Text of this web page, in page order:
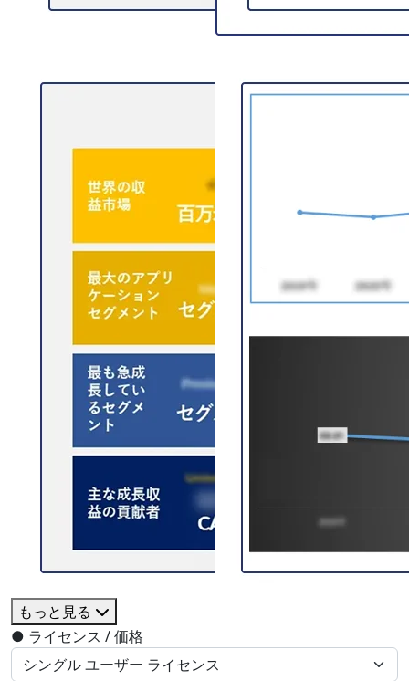
もっと見る
● ライセンス / 価格